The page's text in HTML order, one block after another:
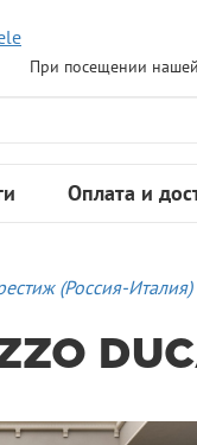
При посещении
Оплата и
(Россия-Италия)